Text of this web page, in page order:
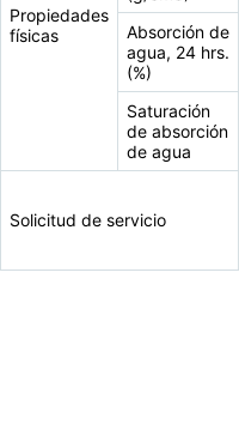
Propiedades
físicas
Absorción de
agua, 24 hrs.
(%)
Saturación
de absorción
de agua
Solicitud de servicio